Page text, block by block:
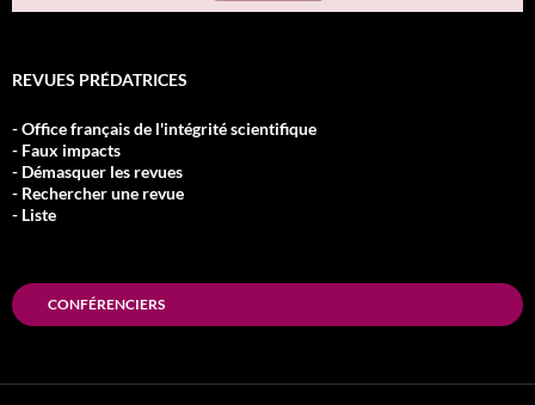
REVUES PRÉDATRICES
- Office français de l'intégrité scientifique
- Faux impacts
- Démasquer les revues
- Rechercher une revue
- Liste
CONFÉRENCIERS